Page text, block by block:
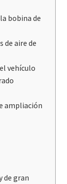
bobina de
de aire de
vehículo
ampliación
de gran